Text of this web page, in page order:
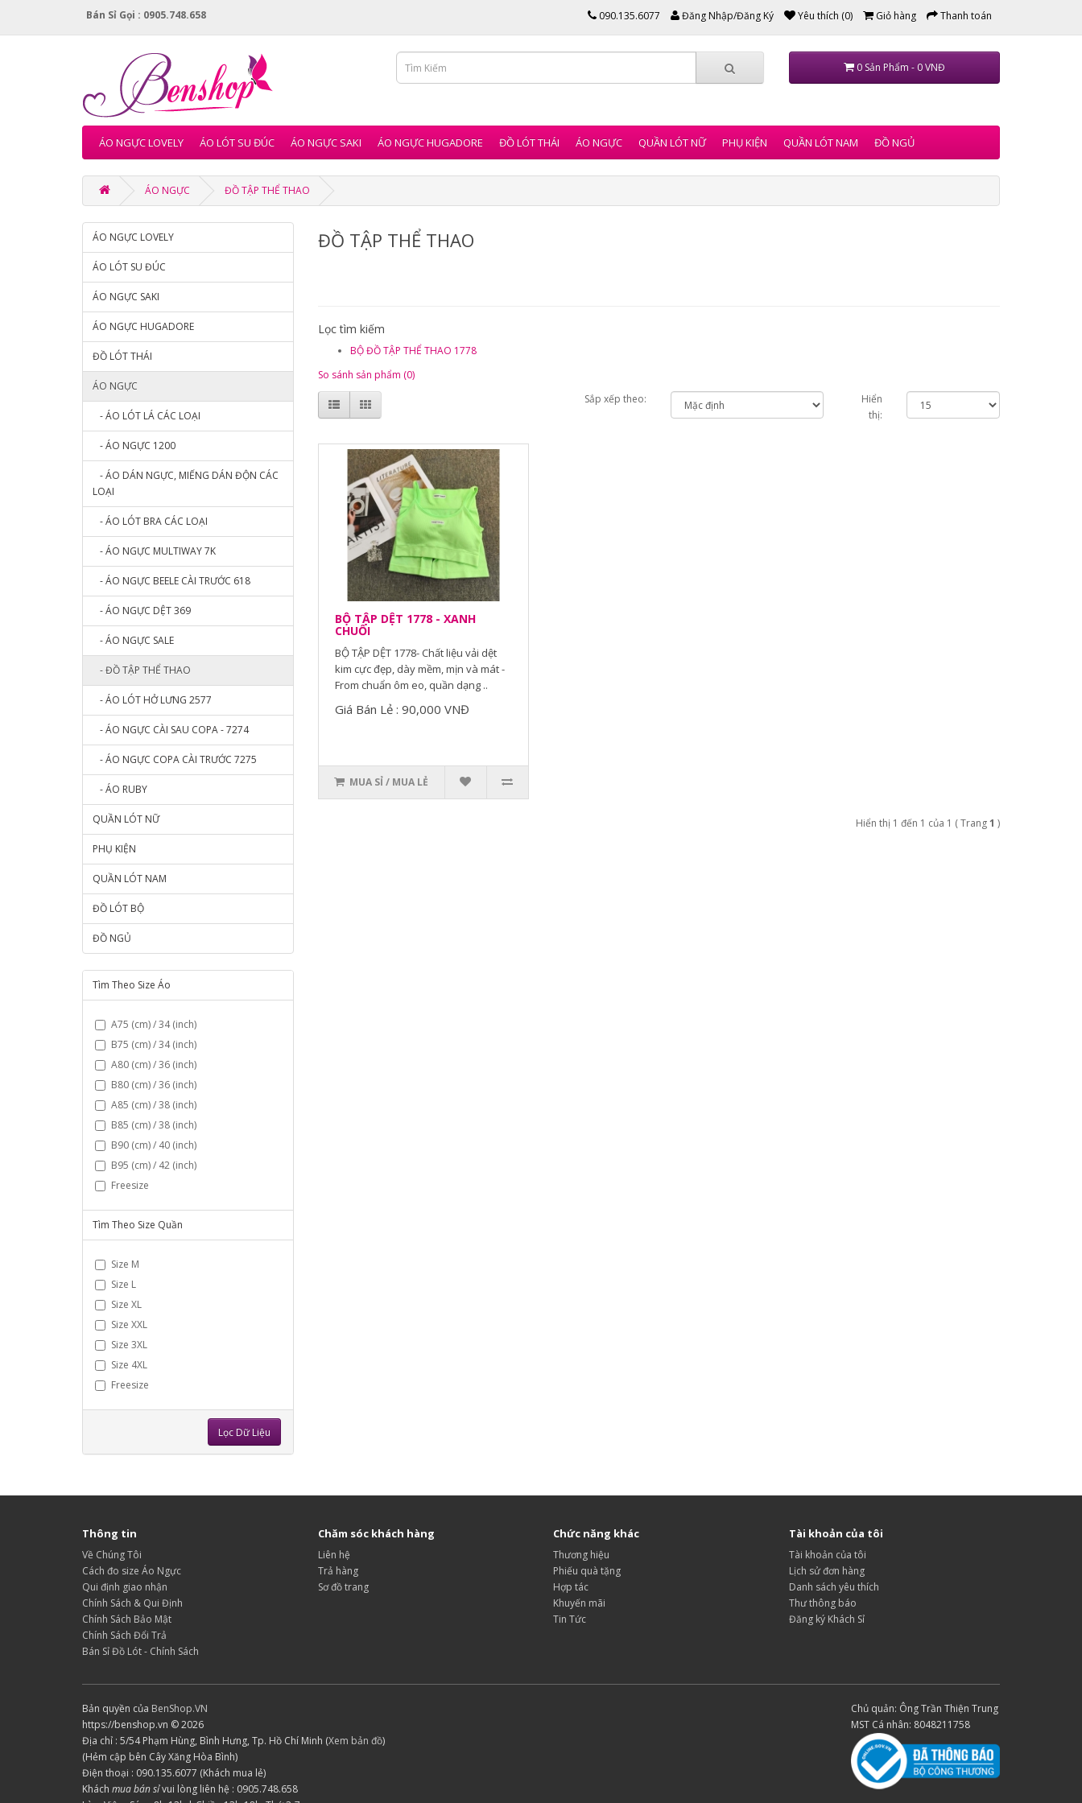
Bán Sỉ Gọi : 0905.748.658 090.135.6077 Đăng Nhập/Đăng Ký Yêu thích (0) Giỏ hàng Thanh toán
0 Sản Phẩm - 0 VNĐ
ÁO NGỰC LOVELY ÁO LÓT SU ĐÚC ÁO NGỰC SAKI ÁO NGỰC HUGADORE ĐỒ LÓT THÁI ÁO NGỰC QUẦN LÓT NỮ PHỤ KIỆN QUẦN LÓT NAM ĐỒ NGỦ
ÁO NGỰC ĐỒ TẬP THỂ THAO
ÁO NGỰC LOVELY
ÁO LÓT SU ĐÚC
ÁO NGỰC SAKI
ÁO NGỰC HUGADORE
ĐỒ LÓT THÁI
ÁO NGỰC
- ÁO LÓT LÁ CÁC LOẠI
- ÁO NGỰC 1200
- ÁO DÁN NGỰC, MIẾNG DÁN ĐỘN CÁC
LOẠI
- ÁO LÓT BRA CÁC LOẠI
- ÁO NGỰC MULTIWAY 7K
- ÁO NGỰC BEELE CÀI TRƯỚC 618
- ÁO NGỰC DỆT 369
- ÁO NGỰC SALE
- ĐỒ TẬP THỂ THAO
- ÁO LÓT HỞ LƯNG 2577
- ÁO NGỰC CÀI SAU COPA - 7274
- ÁO NGỰC COPA CÀI TRƯỚC 7275
- ÁO RUBY
QUẦN LÓT NỮ
PHỤ KIỆN
QUẦN LÓT NAM
ĐỒ LÓT BỘ
ĐỒ NGỦ
Tìm Theo Size Áo
A75 (cm) / 34 (inch)
B75 (cm) / 34 (inch)
A80 (cm) / 36 (inch)
B80 (cm) / 36 (inch)
A85 (cm) / 38 (inch)
B85 (cm) / 38 (inch)
B90 (cm) / 40 (inch)
B95 (cm) / 42 (inch)
Freesize
Tìm Theo Size Quần
Size M
Size L
Size XL
Size XXL
Size 3XL
Size 4XL
Freesize
Lọc Dữ Liệu
ĐỒ TẬP THỂ THAO
Lọc tìm kiếm
BỘ ĐỒ TẬP THỂ THAO 1778
So sánh sản phẩm (0)
Sắp xếp theo:
Hiển
thị:
BỘ TẬP DỆT 1778 - XANH
CHUỐI
BỘ TẬP DỆT 1778- Chất liệu vải dệt
kim cực đẹp, dày mềm, mịn và mát -
From chuẩn ôm eo, quần dạng ..
Giá Bán Lẻ : 90,000 VNĐ
MUA SỈ / MUA LẺ
Hiển thị 1 đến 1 của 1 ( Trang1 )
Thông tin
Về Chúng Tôi
Cách đo size Áo Ngực
Qui định giao nhận
Chính Sách & Qui Định
Chính Sách Bảo Mật
Chính Sách Đổi Trả
Bán Sỉ Đồ Lót - Chính Sách
Chăm sóc khách hàng
Liên hệ
Trả hàng
Sơ đồ trang
Chức năng khác
Thương hiệu
Phiếu quà tặng
Hợp tác
Khuyến mãi
Tin Tức
Tài khoản của tôi
Tài khoản của tôi
Lịch sử đơn hàng
Danh sách yêu thích
Thư thông báo
Đăng ký Khách Sỉ
Bản quyền của BenShop.VN
https://benshop.vn © 2026
Địa chỉ : 5/54 Phạm Hùng, Bình Hưng, Tp. Hồ Chí Minh (Xem bản đồ)
(Hẻm cập bên Cây Xăng Hòa Bình)
Điện thoại : 090.135.6077 (Khách mua lẻ)
Khách mua bán sỉvui lòng liên hệ : 0905.748.658
Chủ quản: Ông Trần Thiện Trung
MST Cá nhân: 8048211758